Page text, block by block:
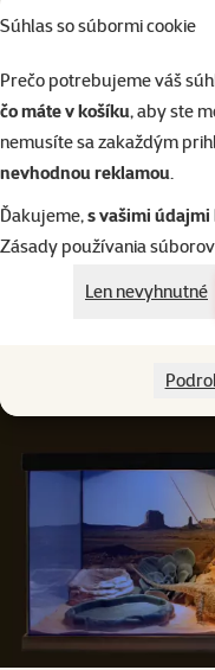
Súhlas so súbormi cookie
Prečo potrebujeme váš
čo máte v košíku, aby ste
nemusíte sa zakaždým
nevhodnou reklamou.
Ďakujeme,s vašimi údajmi
Zásady používania
Len nevyhnutné
Neodporúčame mať
sú pri chove vhodné.
pre nočné zvieratá), tie by
mať ako v teplejšej časti
samo môže vybrať, ktorý
a vodu, aby sa nám voda
nezosušilo. Pre zviera je
prirodzenejšia. Možnosť
rozhodnutí zvieraťa a nie